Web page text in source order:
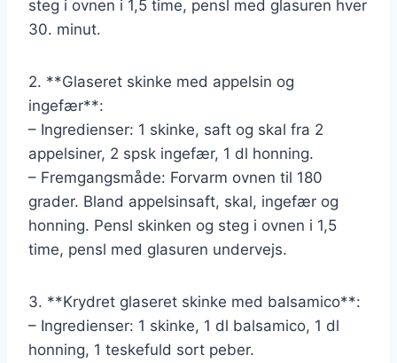
steg i ovnen i 1,5 time, pensl med glasuren hver
30. minut.
2. **Glaseret skinke med appelsin og
ingefær**:
– Ingredienser: 1 skinke, saft og skal fra 2
appelsiner, 2 spsk ingefær, 1 dl honning.
– Fremgangsmåde: Forvarm ovnen til 180
grader. Bland appelsinsaft, skal, ingefær og
honning. Pensl skinken og steg i ovnen i 1,5
time, pensl med glasuren undervejs.
3. **Krydret glaseret skinke med balsamico**:
– Ingredienser: 1 skinke, 1 dl balsamico, 1 dl
honning, 1 teskefuld sort peber.